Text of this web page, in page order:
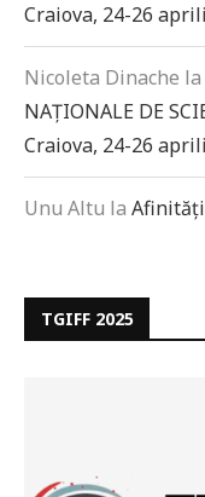
Craiova, 24-26
Nicoleta Dinache la
NAȚIONALE DE
Craiova, 24-26
Unu Altu la Afinități
TGIFF 2025